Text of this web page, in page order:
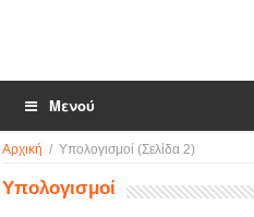
Μενού
Αρχική / Υπολογισμοί (Σελίδα 2)
Υπολογισμοί